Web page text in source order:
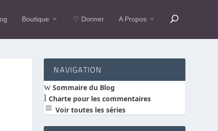
Boutique ♡ Donner A Propos
NAVIGATION
wSommaire du Blog
l Charte pour les commentaires
a Voir toutes les séries